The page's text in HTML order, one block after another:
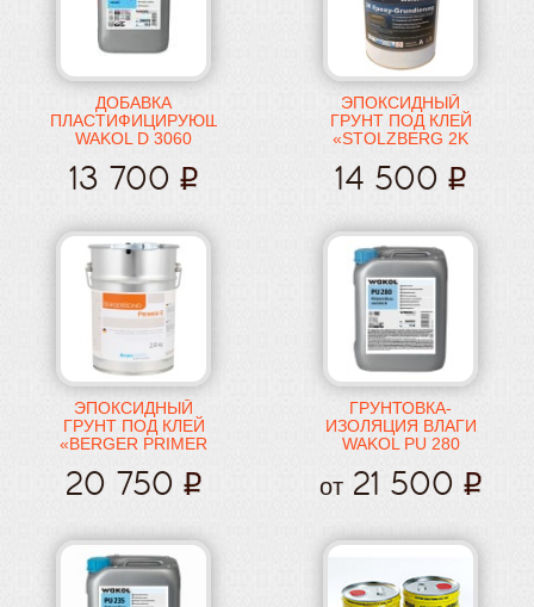
ДОБАВКА
ПЛАСТИФИЦИРУЮЩАЯ
WAKOL D 3060
13 700
ЭПОКСИДНЫЙ
ГРУНТ ПОД КЛЕЙ
«STOLZBERG 2K
GRUNDIERUNG»
14 500
ЭПОКСИДНЫЙ
ГРУНТ ПОД КЛЕЙ
«BERGER PRIMER
20 750
ГРУНТОВКА-
ИЗОЛЯЦИЯ ВЛАГИ
WAKOL PU 280
от 21 500